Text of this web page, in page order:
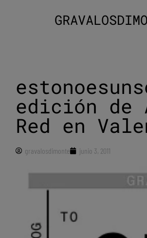
edición de
Red en
gravalosdimonte junio 3, 2011